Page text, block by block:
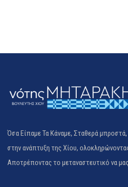
Όσα Είπαμε Τα Κάναμε, Σταθερά
στην ανάπτυξη της Χίου,
Αποτρέποντας το μεταναστευτικό να